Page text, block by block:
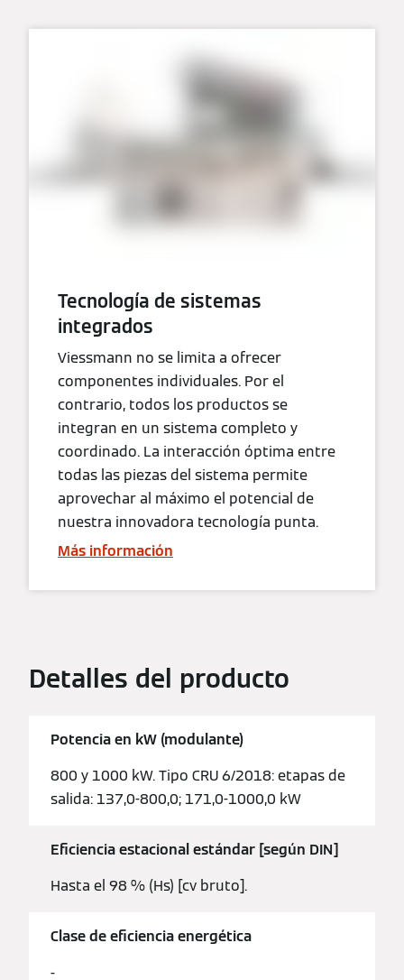
Tecnología de sistemas
integrados
Viessmann no se limita a ofrecer
componentes individuales. Por el
contrario, todos los productos se
integran en un sistema completo y
coordinado. La interacción óptima entre
todas las piezas del sistema permite
aprovechar al máximo el potencial de
nuestra innovadora tecnología punta.
Más información
Detalles del producto
Potencia en kW (modulante)
800 y 1000 kW. Tipo CRU 6/2018: etapas de
salida: 137,0-800,0; 171,0-1000,0 kW
Eficiencia estacional estándar [según DIN]
Hasta el 98 % (Hs) [cv bruto].
Clase de eficiencia energética
-